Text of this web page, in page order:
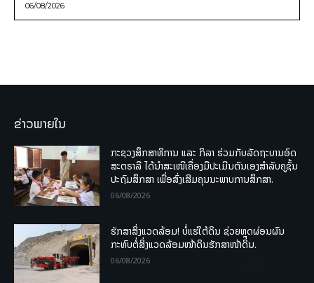
06/08/2026
ຂ່າວພາຍໃນ
ກະຊວງສຶກສາທິການ ແລະ ກິລາ ຮ່ວມກັບລັດຖະບານອົດ
ສະຕຣາລີ ໄດ້ນຳສະເໜີເຄື່ອງມືປະເມີນຕົນເອງສຳລັບຄູຊັ້ນ
ປະຖົມສຶກສາ ເພື່ອສົ່ງເສີມຄຸນນະພາບການສຶກສາ.
06/08/2026
ຮັກສາສິ່ງແວດລ້ອມ! ບໍ່ແຮ່ໃຕ້ດິນ ຊ່ວຍຫຼຸດຜ່ອນຜົນ
ກະທົບຕໍ່ສິ່ງແວດລ້ອມໜ້າດິນຮັກສາໜ້າດິນ.
06/08/2026